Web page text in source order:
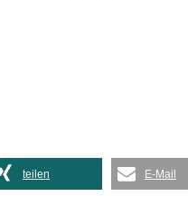
teilen E-Mail